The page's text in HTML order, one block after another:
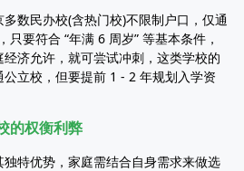
民办校(含热门校)不限制户口，仅通
只要符合 “年满 6 周岁” 等基本条件，
济允许，就可尝试冲刺，这类学校的
立校，但要提前 1 - 2 年规划入学资
的权衡利弊
特优势，家庭需结合自身需求来做选